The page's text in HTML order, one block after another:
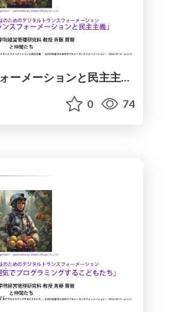
デジタルトランスフォーメーションと民主主義 / Digital Transformation and Democracy
0 74